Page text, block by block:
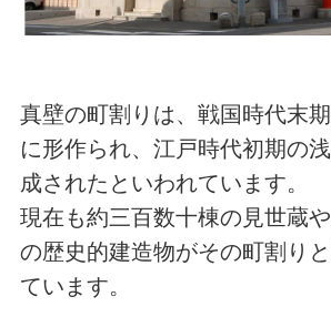
真壁の町割りは、戦国時代末
に形作られ、江戸時代初期の
成されたといわれています。
現在も約三百数十棟の見世蔵
の歴史的建造物がその町割り
ています。